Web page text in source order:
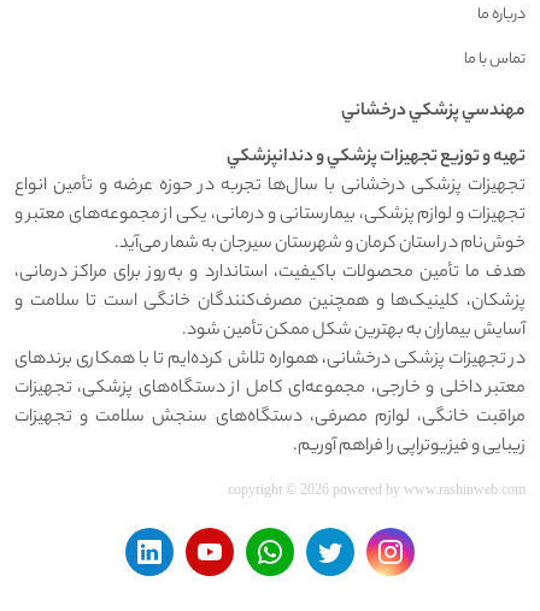
درباره ما
تماس با ما
مهندسي پزشکي درخشاني
تهيه و توزيع تجهيزات پزشکي و دندانپزشکي
تجهیزات پزشکی درخشانی با سال‌ها تجربه در حوزه عرضه و تأمین انواع
تجهیزات و لوازم پزشکی، بیمارستانی و درمانی، یکی از مجموعه‌های معتبر و
خوش‌نام در استان کرمان و شهرستان سیرجان به شمار می‌آید.
هدف ما تأمین محصولات باکیفیت، استاندارد و به‌روز برای مراکز درمانی،
پزشکان، کلینیک‌ها و همچنین مصرف‌کنندگان خانگی است تا سلامت و
آسایش بیماران به بهترین شکل ممکن تأمین شود.
در تجهیزات پزشکی درخشانی، همواره تلاش کرده‌ایم تا با همکاری برندهای
معتبر داخلی و خارجی، مجموعه‌ای کامل از دستگاه‌های پزشکی، تجهیزات
مراقبت خانگی، لوازم مصرفی، دستگاه‌های سنجش سلامت و تجهیزات
زیبایی و فیزیوتراپی را فراهم آوریم.
copyright © 2026 powered by www.rashinweb.com